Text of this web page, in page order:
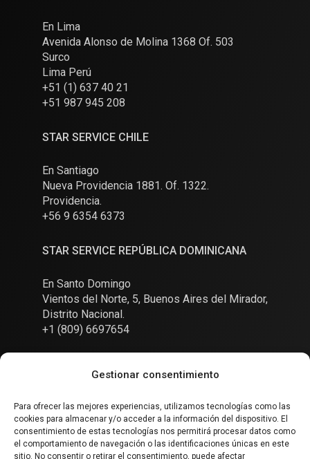
Gestionar consentimiento
Para ofrecer las mejores experiencias, utilizamos tecnologías como las
cookies para almacenar y/o acceder a la información del dispositivo. El
consentimiento de estas tecnologías nos permitirá procesar datos como
el comportamiento de navegación o las identificaciones únicas en este
sitio. No consentir o retirar el consentimiento, puede afectar
En Lima
Avenida Alonso de Molina 1368 Of. 503
Surco
Lima Perú
+51 (1) 637 40 21
+51 987 945 208
STAR SERVICE CHILE
En Santiago
Nueva Providencia 1881. Of. 1322.
Providencia.
+56 9 6354 6373
STAR SERVICE REPÚBLICA DOMINICANA
En Santo Domingo
Vientos del Norte, 5, Buenos Aires del Mirador,
Distrito Nacional.
+1 (809) 6697654
Conversemos